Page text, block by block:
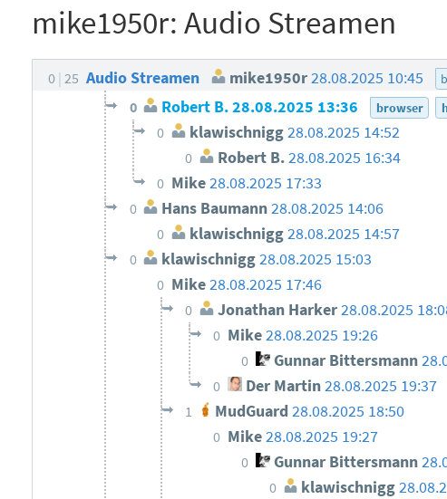
mike1950r: Audio Streamen
0 25 Audio Streamen mike1950r28.08.2025 10:45
0 Robert B.28.08.2025 13:36 browser
0 klawischnigg28.08.2025 14:52
0 Robert B.28.08.2025 16:34
0 Mike28.08.2025 17:33
0 Hans Baumann28.08.2025 14:06
0 klawischnigg28.08.2025 14:57
0 klawischnigg28.08.2025 15:03
0 Mike28.08.2025 17:46
0 Jonathan Harker28.08.2025
0 Mike28.08.2025 19:26
0 Gunnar Bittersmann
0 Der Martin28.08.2025 19:37
1 MudGuard 28.08.2025 18:50
0 Mike28.08.2025 19:27
0 Gunnar Bittersmann
0 klawischnigg